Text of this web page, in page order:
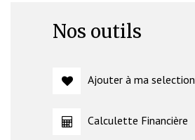
Nos outils
Ajouter à ma selection
Calculette Financière